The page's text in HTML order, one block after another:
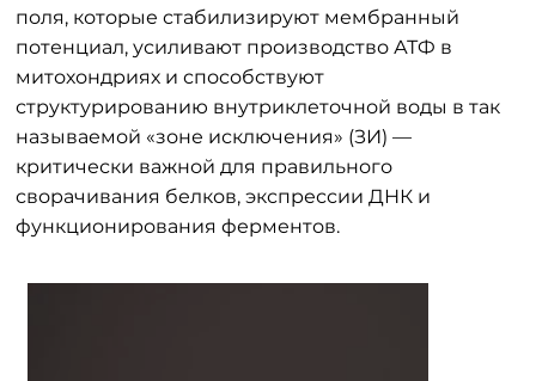
поля, которые стабилизируют мембранный
потенциал, усиливают производство АТФ в
митохондриях и способствуют
структурированию внутриклеточной воды в так
называемой «зоне исключения» (ЗИ) —
критически важной для правильного
сворачивания белков, экспрессии ДНК и
функционирования ферментов.